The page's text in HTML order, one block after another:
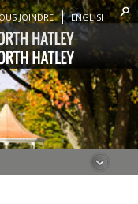
JOINDRE ENGLISH